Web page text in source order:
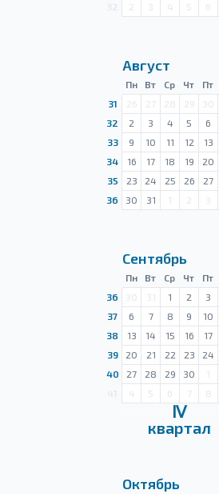
2 3 4 5 6
Август
Пн Вт Ср Чт Пт
31
26 27 28 29 30
32
2 3 4 5 6
33
9 10 11 12 13
34
16 17 18 19 20
35
23 24 25 26 27
36
30 31 1 2 3
Сентябрь
Пн Вт Ср Чт Пт
36
30 31 1 2 3
37
6 7 8 9 10
38
13 14 15 16 17
39
20 21 22 23 24
40
27 28 29 30 1
4 5 6 7 8
Ⅳ
квартал
Октябрь